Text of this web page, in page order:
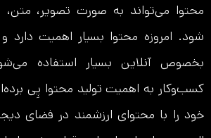
محتوا می‌تواند به صورت تصویر، متن،
شود. امروزه محتوا بسیار اهمیت دارد
بخصوص آنلاین بسیار استفاده
کسب‌و‌کار به اهمیت تولید محتوا پِی
خود را با محتوای ارزشمند در فضای